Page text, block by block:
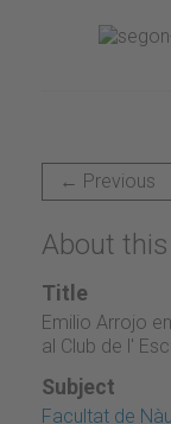
← Previous
About
Title
Emilio Arrojo
al Club de l'
Subject
Facultat de